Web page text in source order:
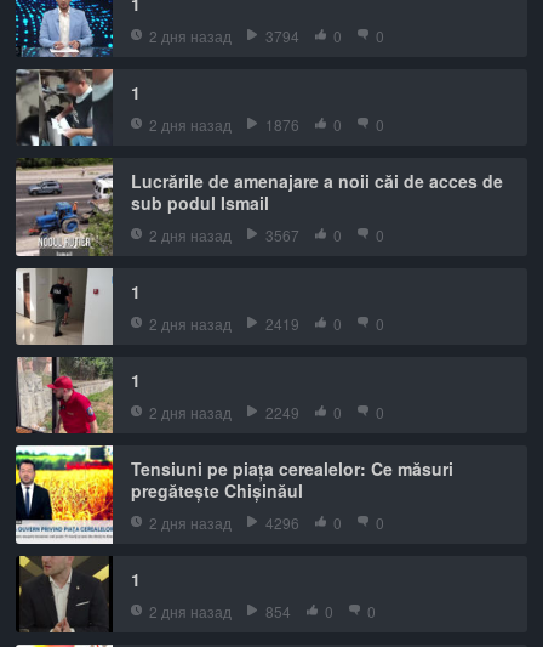
2 дня назад 3794 0 0
1
2 дня назад 1876 0 0
Lucrările de amenajare a noii căi de acces de
sub podul Ismail
2 дня назад 3567 0 0
1
2 дня назад 2419 0 0
1
2 дня назад 2249 0 0
Tensiuni pe piața cerealelor: Ce măsuri
pregătește Chișinăul
2 дня назад 4296 0 0
1
2 дня назад 854 0 0